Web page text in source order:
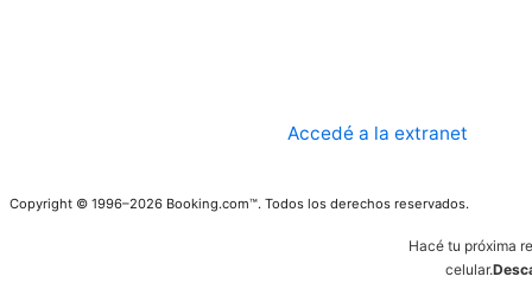
Accedé a la extranet
Copyright © 1996–2026 Booking.com™. Todos los derechos reservados.
Hacé tu próxima
celular.